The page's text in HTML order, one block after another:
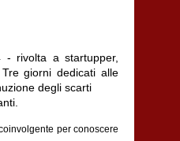
- rivolta a startupper,
giorni dedicati alle
degli scarti
per conoscere